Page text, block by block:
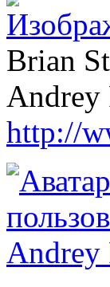
Brian
Andrey
http://
Andrey